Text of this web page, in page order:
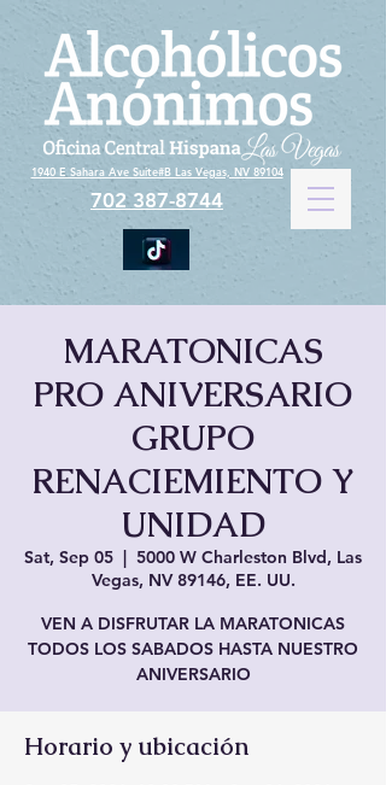
1940 E Sahara Ave Suite#B Las Vegas, NV 89104
702 387-8744
MARATONICAS
PRO ANIVERSARIO
GRUPO
RENACIEMIENTO Y
UNIDAD
Sat, Sep 05
  |
5000 W Charleston Blvd, Las
Vegas, NV 89146, EE. UU.
VEN A DISFRUTAR LA MARATONICAS
TODOS LOS SABADOS HASTA NUESTRO
ANIVERSARIO
Horario y ubicación